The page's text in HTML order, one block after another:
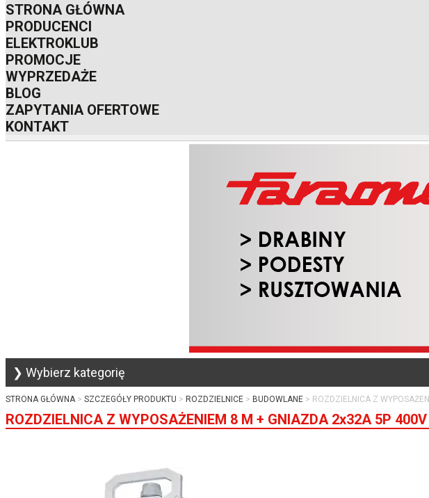
STRONA GŁÓWNA
PRODUCENCI
ELEKTROKLUB
PROMOCJE
WYPRZEDAŻE
BLOG
ZAPYTANIA OFERTOWE
KONTAKT
❯ Wybierz kategorię
STRONA GŁÓWNA SZCZEGÓŁY PRODUKTU ROZDZIELNICE BUDOWLANE ROZDZIELNICA Z
ROZDZIELNICA Z WYPOSAŻENIEM 8 M + GNIAZDA 2x32A 5P